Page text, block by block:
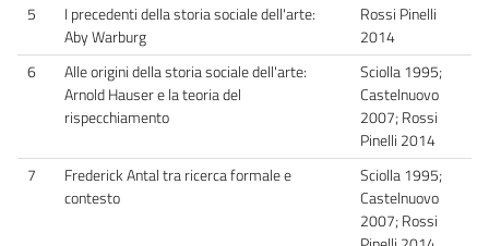
5
I precedenti della storia sociale dell'arte:
Aby Warburg
Rossi Pinelli
2014
6
Alle origini della storia sociale dell'arte:
Arnold Hauser e la teoria del
rispecchiamento
Sciolla 1995;
Castelnuovo
2007; Rossi
Pinelli 2014
7
Frederick Antal tra ricerca formale e
contesto
Sciolla 1995;
Castelnuovo
2007; Rossi